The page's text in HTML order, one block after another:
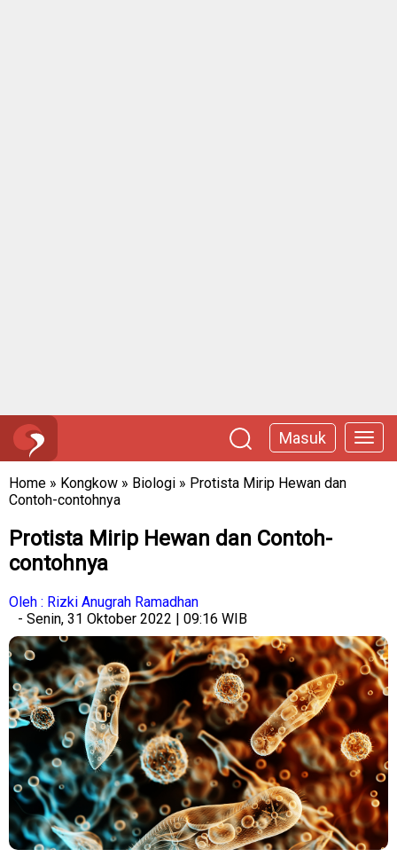
Masuk
Home » Kongkow » Biologi » Protista Mirip Hewan dan
Contoh-contohnya
Protista Mirip Hewan dan Contoh-
contohnya
Oleh : Rizki Anugrah Ramadhan
- Senin, 31 Oktober 2022 | 09:16 WIB